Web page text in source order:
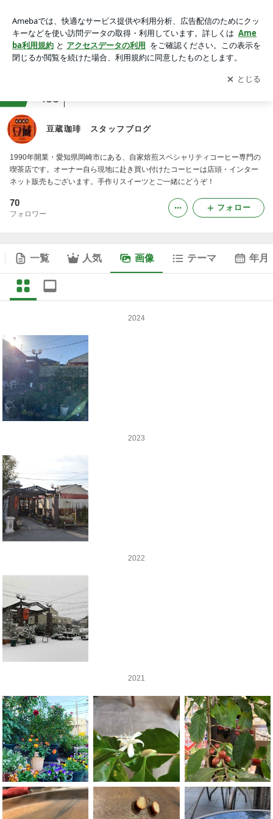
アプリをダウンロードして ブログの更新通知
を受け取りまし
ょう。
開く
453
豆蔵珈琲 スタッフブログ
1990年開業・愛知県岡崎市にある、自家焙煎スペシャリティコーヒー専門の
喫茶店です。オーナー自ら現地に赴き買い付けたコーヒーは店頭・インター
ネット販売もございます。手作りスイーツとご一緒にどうぞ！
70
フォロワー
フォロー
一覧 人気 画像 テーマ 年月
2024
2023
2022
2021